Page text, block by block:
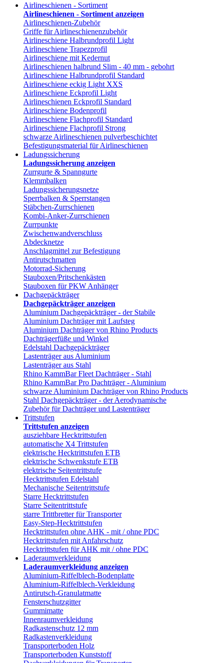
Airlineschienen - Sortiment
Airlineschienen - Sortiment anzeigen
Airlineschienen-Zubehör
Griffe für Airlineschienenzubehör
Airlineschiene Halbrundprofil Light
Airlineschiene Trapezprofil
Airlineschiene mit Kedernut
Airlineschienen halbrund Slim - 40 mm - gebohrt
Airlineschiene Halbrundprofil Standard
Airlineschiene eckig Light XXS
Airlineschiene Eckprofil Light
Airlineschienen Eckprofil Standard
Airlineschiene Bodenprofil
Airlineschiene Flachprofil Standard
Airlineschiene Flachprofil Strong
schwarze Airlineschienen pulverbeschichtet
Befestigungsmaterial für Airlineschienen
Ladungssicherung
Ladungssicherung anzeigen
Zurrgurte & Spanngurte
Klemmbalken
Ladungssicherungsnetze
Sperrbalken & Sperrstangen
Stäbchen-Zurrschienen
Kombi-Anker-Zurrschienen
Zurrpunkte
Zwischenwandverschluss
Abdecknetze
Anschlagmittel zur Befestigung
Antirutschmatten
Motorrad-Sicherung
Stauboxen/Pritschenkästen
Stauboxen für PKW Anhänger
Dachgepäckträger
Dachgepäckträger anzeigen
Aluminium Dachgepäckträger - der Stabile
Aluminium Dachträger mit Laufsteg
Aluminium Dachträger von Rhino Products
Dachträgerfüße und Winkel
Edelstahl Dachgepäckträger
Lastenträger aus Aluminium
Lastenträger aus Stahl
Rhino KammBar Fleet Dachträger - Stahl
Rhino KammBar Pro Dachträger - Aluminium
schwarze Aluminium Dachträger von Rhino Products
Stahl Dachgepäckträger - der Aerodynamische
Zubehör für Dachträger und Lastenträger
Trittstufen
Trittstufen anzeigen
ausziehbare Hecktrittstufen
automatische X4 Trittstufen
elektrische Hecktrittstufen ETB
elektrische Schwenkstufe ETB
elektrische Seitentrittstufe
Hecktrittstufen Edelstahl
Mechanische Seitentrittstufe
Starre Hecktrittstufen
Starre Seitentrittstufe
starre Trittbretter für Transporter
Easy-Step-Hecktrittstufen
Hecktrittstufen ohne AHK - mit / ohne PDC
Hecktrittstufen mit Anfahrschutz
Hecktrittstufen für AHK mit / ohne PDC
Laderaumverkleidung
Laderaumverkleidung anzeigen
Aluminium-Riffelblech-Bodenplatte
Aluminium-Riffelblech-Verkleidung
Antirutsch-Granulatmatte
Fensterschutzgitter
Gummimatte
Innenraumverkleidung
Radkastenschutz 12 mm
Radkastenverkleidung
Transporterboden Holz
Transporterboden Kunststoff